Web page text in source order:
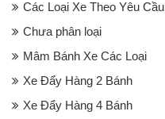
Các Loại Xe Theo Yêu Cầu
Chưa phân loại
Mâm Bánh Xe Các Loại
Xe Đẩy Hàng 2 Bánh
Xe Đẩy Hàng 4 Bánh